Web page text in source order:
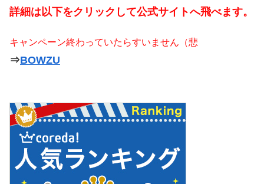
詳細は以下をクリックして公式サイトへ飛べます。
キャンペーン終わっていたらすいません（悲
⇒BOWZU